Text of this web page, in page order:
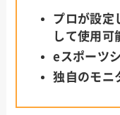
プロが設定
して使用可
eスポーツ
独自のモニ